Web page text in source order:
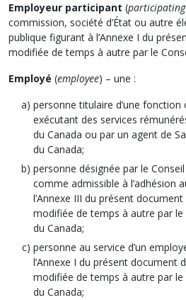
Employeur participant (
commission, société d’État ou autre
publique figurant à l’Annexe I du
modifiée de temps à autre par le
Employé (employee) – une :
personne titulaire d’une fonction
exécutant des services
du Canada ou par un agent de
du Canada;
personne désignée par le
comme admissible à l’adhésion
l’Annexe III du présent
modifiée de temps à autre par
du Canada;
personne au service d’un
l’Annexe I du présent document
modifiée de temps à autre par
du Canada;